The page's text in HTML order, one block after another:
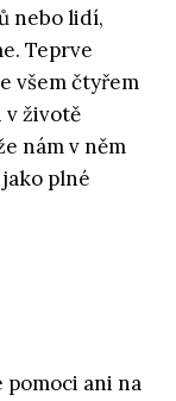
nebo lidí,
Teprve
všem čtyřem
v životě
nám v něm
plné
pomoci ani na